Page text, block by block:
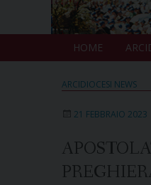
HOME
ARCIDIOCESI NEWS
21 FEBBRAIO 2023